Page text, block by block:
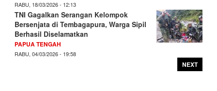
RABU, 18/03/2026 - 12:13
TNI Gagalkan Serangan Kelompok
Bersenjata di Tembagapura, Warga Sipil
Berhasil Diselamatkan
PAPUA TENGAH
RABU, 04/03/2026 - 19:58
NEXT